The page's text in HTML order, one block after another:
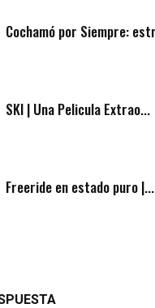
Cochamó por Siempre:
SKI | Una Pelicula Extrao...
Freeride en estado puro |...